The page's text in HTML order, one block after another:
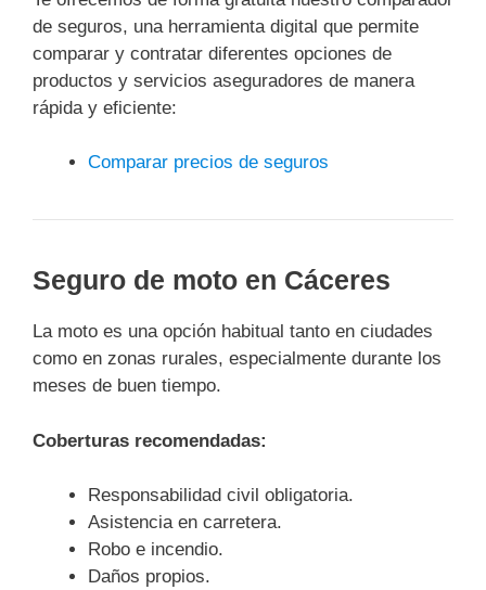
de seguros, una herramienta digital que permite
comparar y contratar diferentes opciones de
productos y servicios aseguradores de manera
rápida y eficiente:
Comparar precios de seguros
Seguro de moto en Cáceres
La moto es una opción habitual tanto en ciudades
como en zonas rurales, especialmente durante los
meses de buen tiempo.
Coberturas recomendadas:
Responsabilidad civil obligatoria.
Asistencia en carretera.
Robo e incendio.
Daños propios.